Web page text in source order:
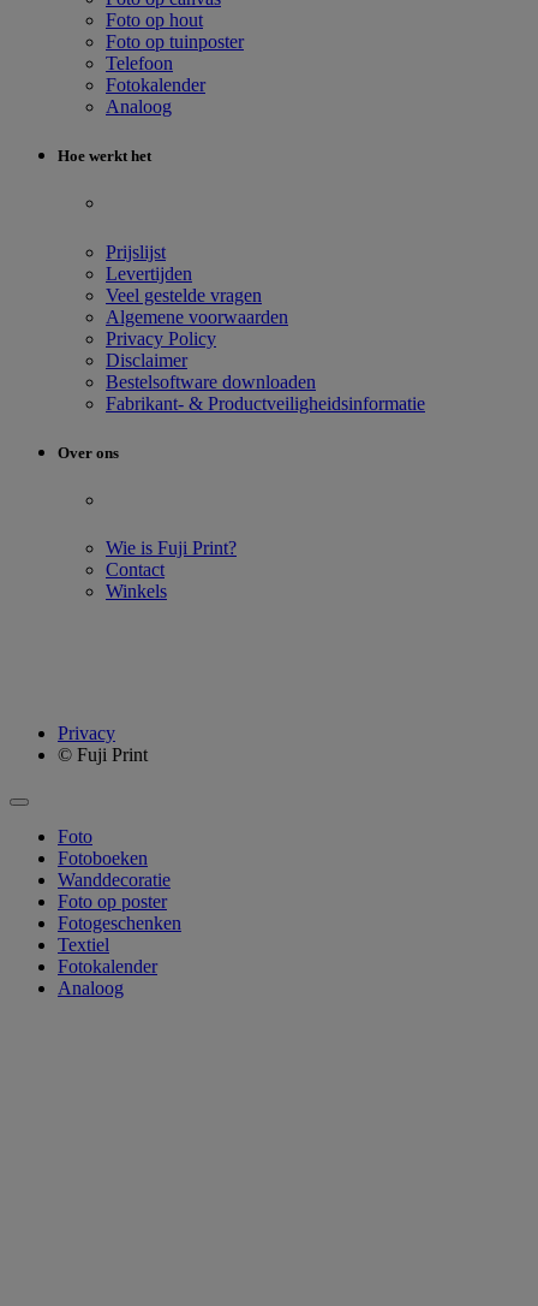
Foto op hout
Foto op tuinposter
Telefoon
Fotokalender
Analoog
Hoe werkt het
Prijslijst
Levertijden
Veel gestelde vragen
Algemene voorwaarden
Privacy Policy
Disclaimer
Bestelsoftware downloaden
Fabrikant- & Productveiligheidsinformatie
Over ons
Wie is Fuji Print?
Contact
Winkels
Privacy
© Fuji Print
Foto
Fotoboeken
Wanddecoratie
Foto op poster
Fotogeschenken
Textiel
Fotokalender
Analoog